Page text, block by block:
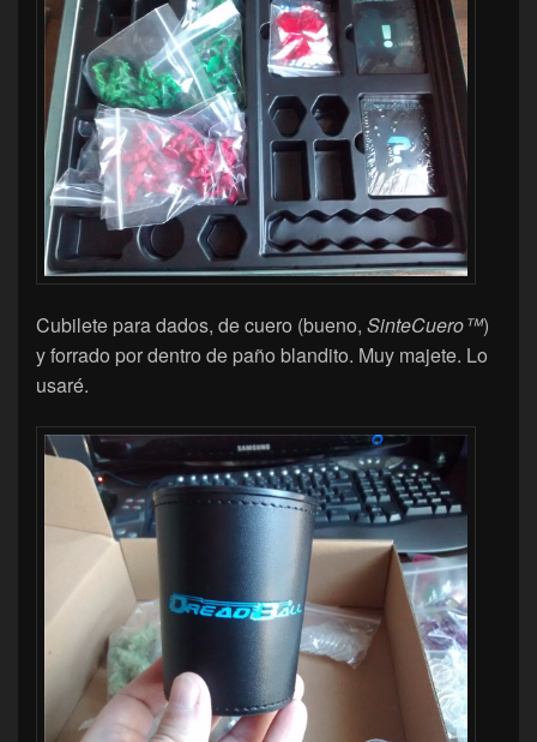
Cubilete para dados, de cuero (bueno, SinteCuero™)
y forrado por dentro de paño blandito. Muy majete. Lo
usaré.